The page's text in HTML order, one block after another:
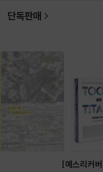
단독판매
[예스리커